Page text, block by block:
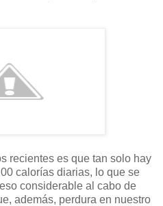
recientes es que tan solo hay
calorías diarias, lo que se
considerable al cabo de
además, perdura en nuestro